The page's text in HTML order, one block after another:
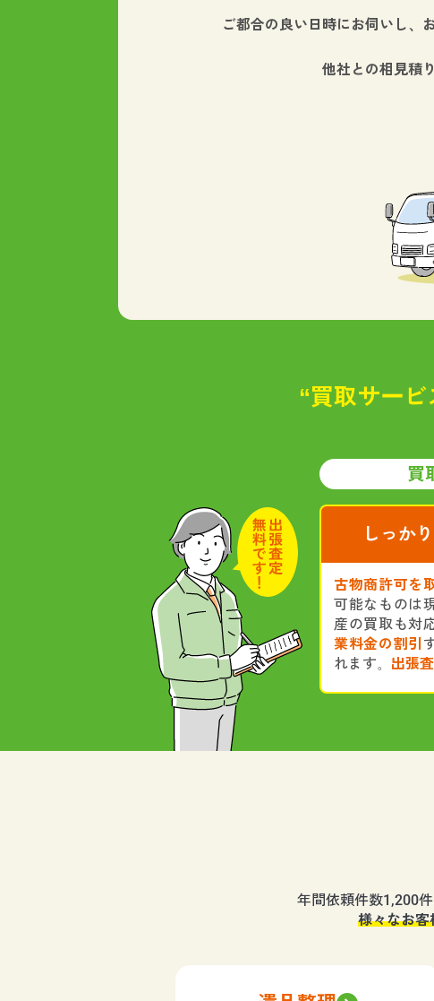
ご都合の良い日時にお伺いし、
他社との相見積
“買取サービ
買
しっか
古物商許可を
可能なものは
産の買取も対
業料金の割引
れます。 出張
年間依頼件数1,200
様々なお客